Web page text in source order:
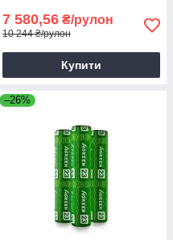
7 580,56 ₴/рулон
10 244 ₴/рулон
Купити
–26%